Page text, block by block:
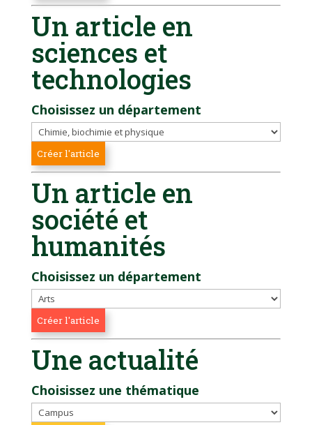
Un article en
sciences et
technologies
Choisissez un département
Un article en
société et
humanités
Choisissez un département
Une actualité
Choisissez une thématique